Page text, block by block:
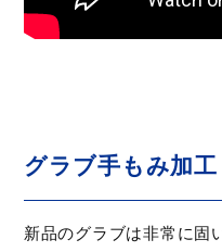
グラブ手もみ加工
新品のグラブは非常に固